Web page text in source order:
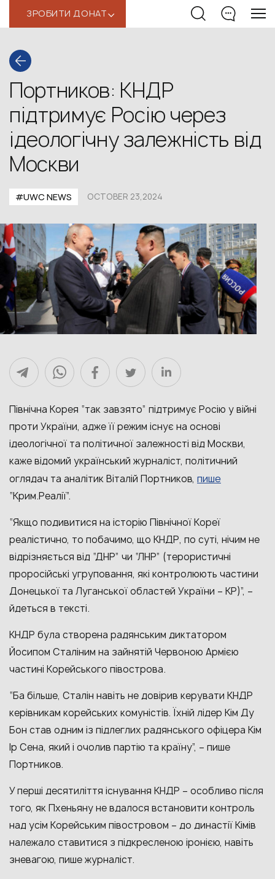
ЗРОБИТИ ДОНАТ‹
Портников: КНДР
підтримує Росію через
ідеологічну залежність від
Москви
#UWС NEWS OCTOBER 23,2024
Північна Корея “так завзято” підтримує Росію у війні
проти України, адже її режим існує на основі
ідеологічної та політичної залежності від Москви,
каже відомий український журналіст, політичний
оглядач та аналітик Віталій Портников, пише
“Крим.Реалії”.
“Якщо подивитися на історію Північної Кореї
реалістично, то побачимо, що КНДР, по суті, нічим не
відрізняється від “ДНР” чи “ЛНР” (терористичні
проросійські угруповання, які контролюють частини
Донецької та Луганської областей України – КР)”, –
йдеться в тексті.
КНДР була створена радянським диктатором
Йосипом Сталіним на зайнятій Червоною Армією
частині Корейського півострова.
“Ба більше, Сталін навіть не довірив керувати КНДР
керівникам корейських комуністів. Їхній лідер Кім Ду
Бон став одним із підлеглих радянського офіцера Кім
Ір Сена, який і очолив партію та країну”, – пише
Портников.
У перші десятиліття існування КНДР – особливо після
того, як Пхеньяну не вдалося встановити контроль
над усім Корейським півостровом – до династії Кімів
належало ставитися з підкресленою іронією, навіть
зневагою, пише журналіст.